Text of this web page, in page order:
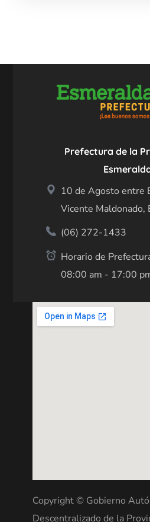
Prefectura de la
10 de Agosto entre
Vicente Maldonado,
(06) 272-1433
Horario de
08:00 am - 17:00
Copyright © Gobierno
Descentralizado de la